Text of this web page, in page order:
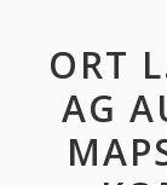
ORT
AG